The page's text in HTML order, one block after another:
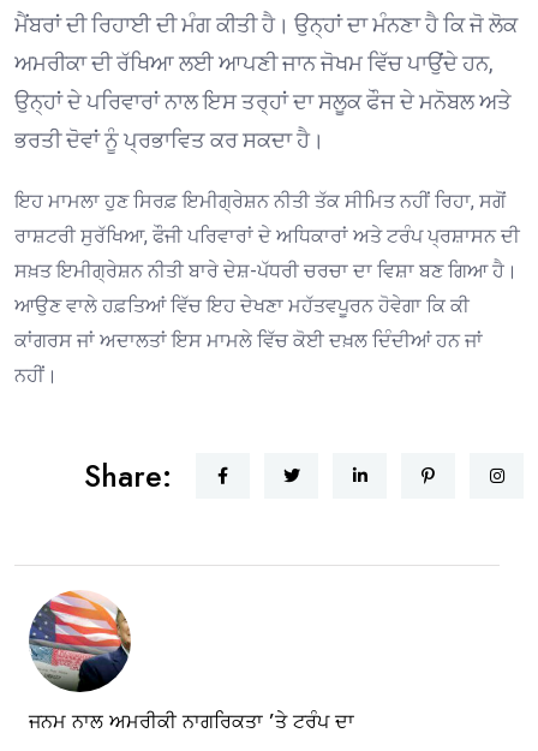
ਮੈਂਬਰਾਂ ਦੀ ਰਿਹਾਈ ਦੀ ਮੰਗ ਕੀਤੀ ਹੈ। ਉਨ੍ਹਾਂ ਦਾ ਮੰਨਣਾ ਹੈ ਕਿ ਜੋ ਲੋਕ
ਅਮਰੀਕਾ ਦੀ ਰੱਖਿਆ ਲਈ ਆਪਣੀ ਜਾਨ ਜੋਖਮ ਵਿੱਚ ਪਾਉਂਦੇ ਹਨ,
ਉਨ੍ਹਾਂ ਦੇ ਪਰਿਵਾਰਾਂ ਨਾਲ ਇਸ ਤਰ੍ਹਾਂ ਦਾ ਸਲੂਕ ਫੌਜ ਦੇ ਮਨੋਬਲ ਅਤੇ
ਭਰਤੀ ਦੋਵਾਂ ਨੂੰ ਪ੍ਰਭਾਵਿਤ ਕਰ ਸਕਦਾ ਹੈ। ⁠
ਇਹ ਮਾਮਲਾ ਹੁਣ ਸਿਰਫ਼ ਇਮੀਗ੍ਰੇਸ਼ਨ ਨੀਤੀ ਤੱਕ ਸੀਮਿਤ ਨਹੀਂ ਰਿਹਾ, ਸਗੋਂ
ਰਾਸ਼ਟਰੀ ਸੁਰੱਖਿਆ, ਫੌਜੀ ਪਰਿਵਾਰਾਂ ਦੇ ਅਧਿਕਾਰਾਂ ਅਤੇ ਟਰੰਪ ਪ੍ਰਸ਼ਾਸਨ ਦੀ
ਸਖ਼ਤ ਇਮੀਗ੍ਰੇਸ਼ਨ ਨੀਤੀ ਬਾਰੇ ਦੇਸ਼-ਪੱਧਰੀ ਚਰਚਾ ਦਾ ਵਿਸ਼ਾ ਬਣ ਗਿਆ ਹੈ।
ਆਉਣ ਵਾਲੇ ਹਫ਼ਤਿਆਂ ਵਿੱਚ ਇਹ ਦੇਖਣਾ ਮਹੱਤਵਪੂਰਨ ਹੋਵੇਗਾ ਕਿ ਕੀ
ਕਾਂਗਰਸ ਜਾਂ ਅਦਾਲਤਾਂ ਇਸ ਮਾਮਲੇ ਵਿੱਚ ਕੋਈ ਦਖ਼ਲ ਦਿੰਦੀਆਂ ਹਨ ਜਾਂ
ਨਹੀਂ।
Share:
ਜਨਮ ਨਾਲ ਅਮਰੀਕੀ ਨਾਗਰਿਕਤਾ ’ਤੇ ਟਰੰਪ ਦਾ